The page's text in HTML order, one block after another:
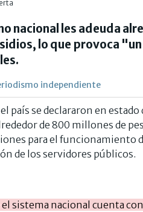
nacional les adeuda
lo que provoca
independiente
país se declararon en estado
de 800 millones de
para el funcionamiento
de los servidores públicos.
el sistema nacional cuenta